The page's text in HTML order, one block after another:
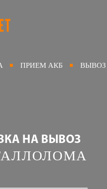
ПРИЕМ АКБ ВЫВОЗ
НА ВЫВОЗ